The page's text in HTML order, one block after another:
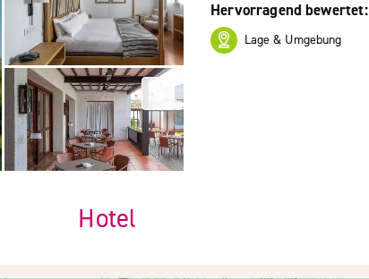
Hervorragend bewertet:
Lage & Umgebung
Hotel